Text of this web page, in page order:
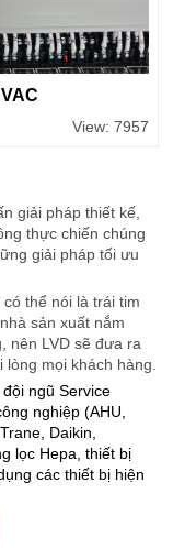
View: 7957
giải pháp thiết kế,
thực chiến chúng
giải pháp tối ưu
thể nói là trái tim
sản xuất nắm
nên LVD sẽ đưa ra
mọi khách hàng.
đội ngũ Service
nghiệp (AHU,
Daikin,
lọc Hepa, thiết bị
các thiết bị hiện